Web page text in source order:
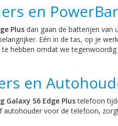
en
Plusdan gaan de batterijen van
Eén in de tas, op je
hebben omdat we
en
Galaxy S6 Edge Plustelefoon
voor de telefoon,